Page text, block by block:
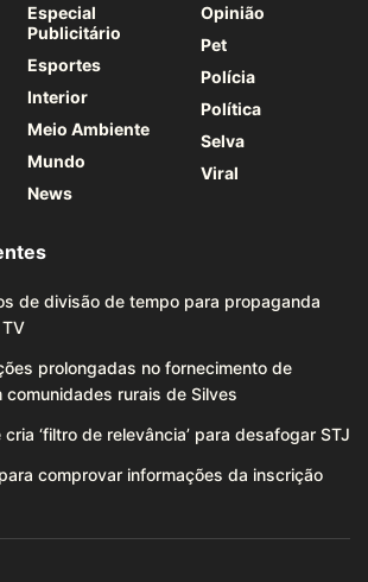
Especial
Publicitário
Esportes
Interior
Meio Ambiente
Mundo
News
Opinião
Pet
Polícia
Política
Selva
Viral
de divisão de tempo para propaganda
prolongadas no fornecimento de
comunidades rurais de Silves
‘filtro de relevância’ para desafogar STJ
comprovar informações da inscrição